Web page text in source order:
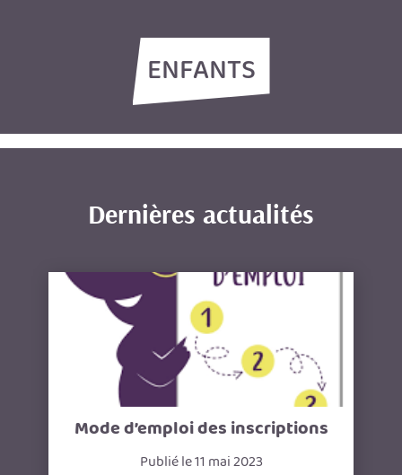
ENFANTS
Dernières actualités
Mode d’emploi des inscriptions
Publié le 11 mai 2023